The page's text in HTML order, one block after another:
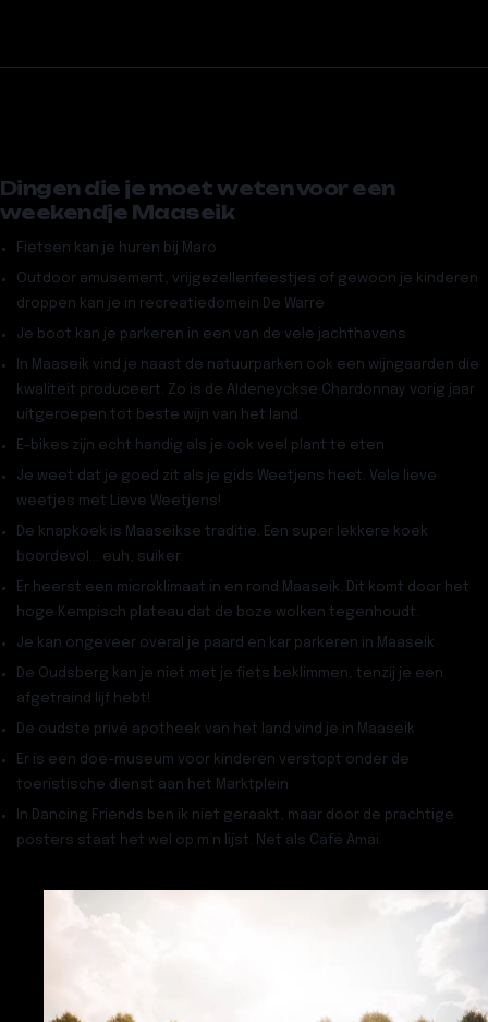
Dingen die je moet weten voor een
weekendje Maaseik
Fietsen kan je huren bij Maro
Outdoor amusement, vrijgezellenfeestjes of gewoon je kinderen
droppen kan je in recreatiedomein De Warre
Je boot kan je parkeren in een van de vele jachthavens
In Maaseik vind je naast de natuurparken ook een wijngaarden die
kwaliteit produceert. Zo is de Aldeneyckse Chardonnay vorig jaar
uitgeroepen tot beste wijn van het land.
E-bikes zijn echt handig als je ook veel plant te eten
Je weet dat je goed zit als je gids Weetjens heet. Vele lieve
weetjes met Lieve Weetjens!
De knapkoek is Maaseikse traditie. Een super lekkere koek
boordevol… euh, suiker.
Er heerst een microklimaat in en rond Maaseik. Dit komt door het
hoge Kempisch plateau dat de boze wolken tegenhoudt.
Je kan ongeveer overal je paard en kar parkeren in Maaseik
De Oudsberg kan je niet met je fiets beklimmen, tenzij je een
afgetraind lijf hebt!
De oudste privé apotheek van het land vind je in Maaseik
Er is een doe-museum voor kinderen verstopt onder de
toeristische dienst aan het Marktplein
In Dancing Friends ben ik niet geraakt, maar door de prachtige
posters staat het wel op m’n lijst. Net als Café Amai.